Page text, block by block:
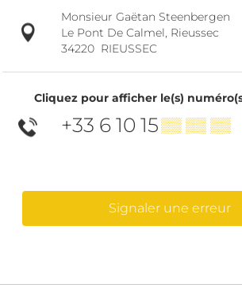
Monsieur Gaëtan Steenbergen
Le Pont De Calmel, Rieussec
34220 RIEUSSEC
Cliquez pour afficher le(s)
+33 6 10 15▒▒ ▒▒ ▒▒
Signaler une erreur